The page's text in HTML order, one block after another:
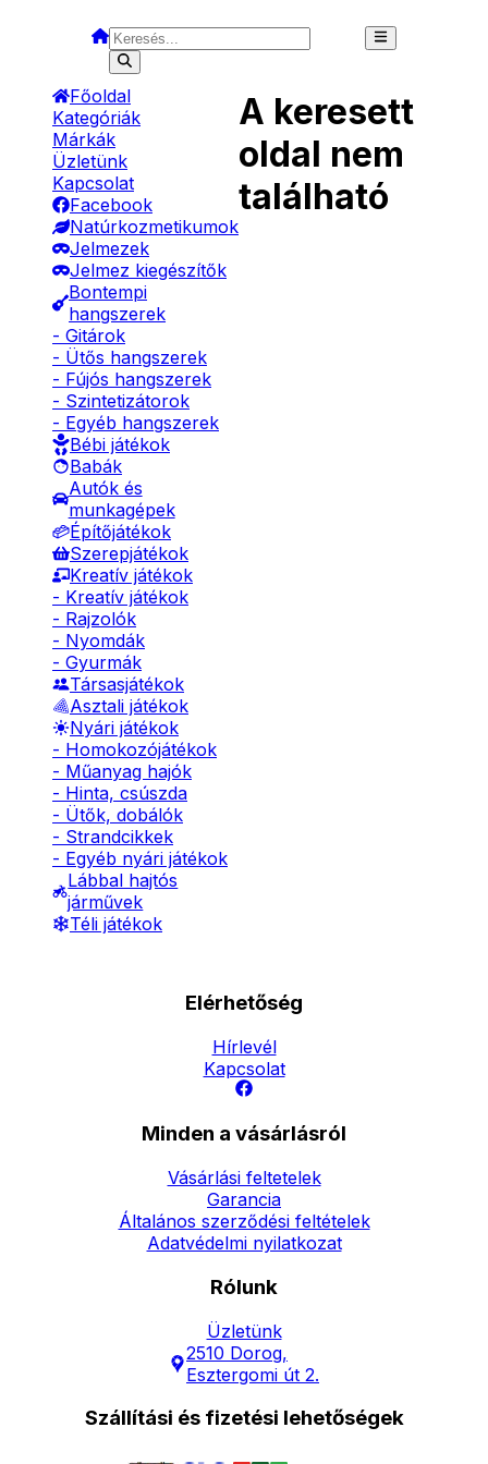
Főoldal
Kategóriák
Márkák
Üzletünk
Kapcsolat
Facebook
Natúrkozmetikumok
Jelmezek
Jelmez kiegészítők
Bontempi
hangszerek
- Gitárok
- Ütős hangszerek
- Fújós hangszerek
- Szintetizátorok
- Egyéb hangszerek
Bébi játékok
Babák
Autók és
munkagépek
Építőjátékok
Szerepjátékok
Kreatív játékok
- Kreatív játékok
- Rajzolók
- Nyomdák
- Gyurmák
Társasjátékok
Asztali játékok
Nyári játékok
- Homokozójátékok
- Műanyag hajók
- Hinta, csúszda
- Ütők, dobálók
- Strandcikkek
- Egyéb nyári játékok
Lábbal hajtós
járművek
Téli játékok
A keresett
oldal nem
található
Elérhetőség
Hírlevél
Kapcsolat
Minden a vásárlásról
Vásárlási feltetelek
Garancia
Általános szerződési feltételek
Adatvédelmi nyilatkozat
Rólunk
Üzletünk
2510 Dorog,
Esztergomi út 2.
Szállítási és fizetési lehetőségek